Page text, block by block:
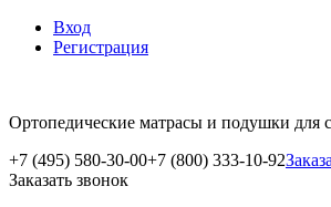
Вход
Регистрация
Ортопедические матрасы и подушки для
+7 (495) 580-30-00+7 (800) 333-10-92
Заказать звонок